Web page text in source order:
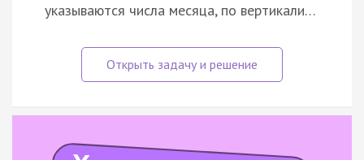
указываются числа месяца, по вертикали…